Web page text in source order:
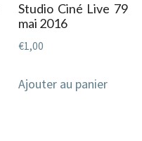
Studio Ciné Live 79
mai 2016
€1,00
Ajouter au panier